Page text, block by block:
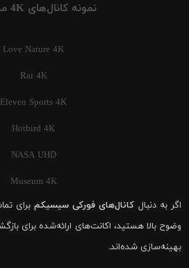
نمونه کانال‌های 4K محبوب:
Love Nature 4K
Rai 4K
Eleven Sports 4K
Hotbird 4K
NASA UHD
Museum 4K
اگر به دنبال کانال‌های فورکی سیسیکمبرای
وضوح بالا هستید، اکانت‌های ارائه‌شده برای
بهینه‌سازی شده‌اند.